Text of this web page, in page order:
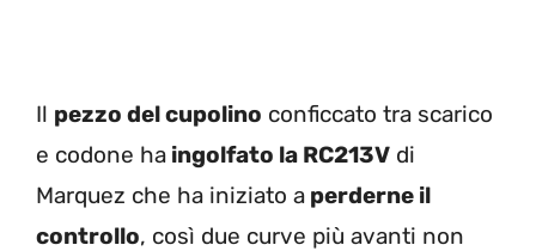
Il pezzo del cupolino conficcato tra scarico
e codone ha ingolfato la RC213V di
Marquez che ha iniziato a perderne il
controllo, così due curve più avanti non